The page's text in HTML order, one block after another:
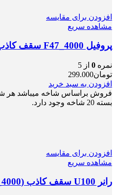
افزودن برای مقایسه
مشاهده سریع
پروفیل F47_4000 سقف کاذب ضخامت 0.50
نمره 0 از 5
تومان299.000
افزودن به سبد خرید
بسته 20 شاخه وجود دارد.
افزودن برای مقایسه
مشاهده سریع
رانر U100 سقف کاذب (U100_4000)